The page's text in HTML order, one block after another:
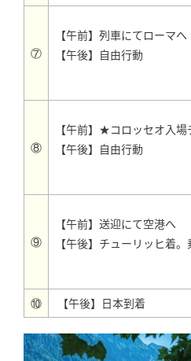
⑦
【午前】列車にてローマへ
【午後】自由行動
⑧
【午前】★コロッセオ入場
【午後】自由行動
⑨
【午前】送迎にて空港へ
【午後】チューリッヒ着
⑩
【午後】日本到着